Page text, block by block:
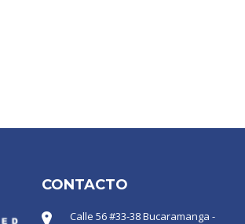
CONTACTO
Calle 56 #33-38 Bucaramanga -